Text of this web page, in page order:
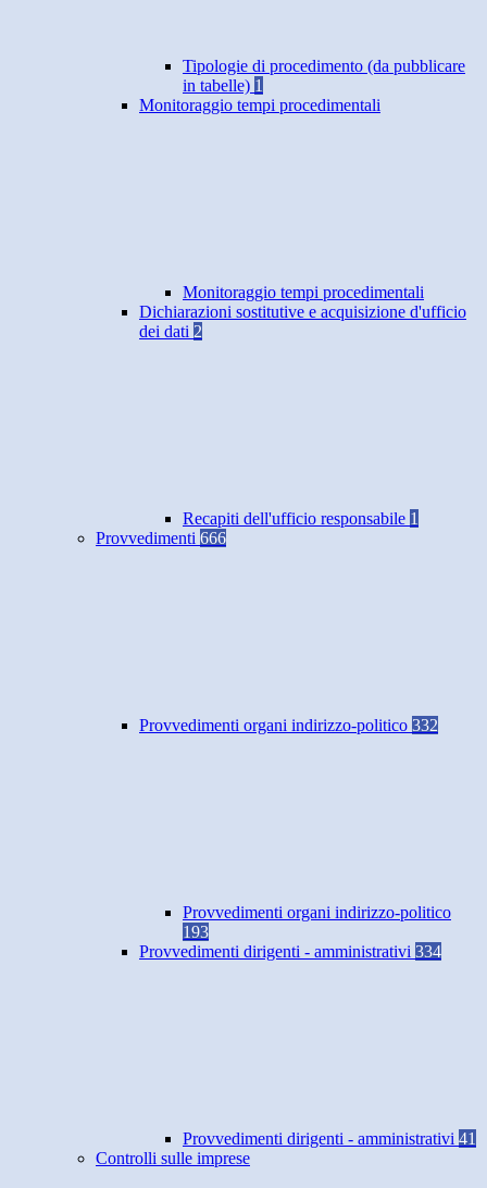
Tipologie di procedimento (da pubblicare
in tabelle) 1
Monitoraggio tempi procedimentali
Monitoraggio tempi procedimentali
Dichiarazioni sostitutive e acquisizione d'ufficio
dei dati 2
Recapiti dell'ufficio responsabile 1
Provvedimenti 666
Provvedimenti organi indirizzo-politico 332
Provvedimenti organi indirizzo-politico
193
Provvedimenti dirigenti - amministrativi 334
Provvedimenti dirigenti - amministrativi 41
Controlli sulle imprese